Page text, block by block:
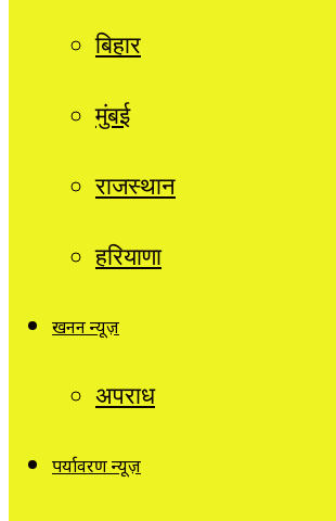
बिहार
मुंबई
राजस्थान
हरियाणा
खनन न्यूज़
अपराध
पर्यावरण न्यूज़